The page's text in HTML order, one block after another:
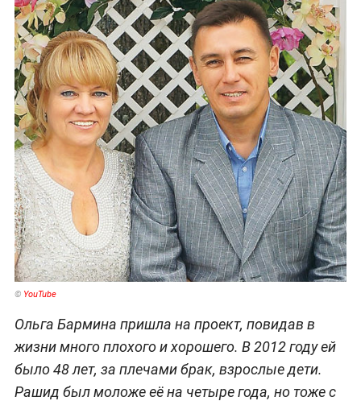
© YouTube
Ольга Бармина пришла на проект, повидав в
жизни много плохого и хорошего. В 2012 году ей
было 48 лет, за плечами брак, взрослые дети.
Рашид был моложе её на четыре года, но тоже с